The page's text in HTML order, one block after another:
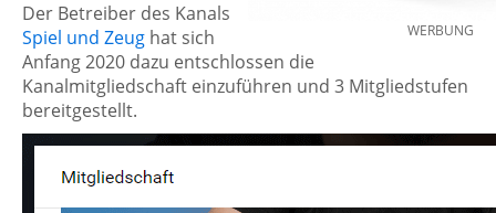
WERBUNG
Der Betreiber des Kanals
Spiel und Zeug hat sich
Anfang 2020 dazu entschlossen die
Kanalmitgliedschaft einzuführen und 3 Mitgliedstufen
bereitgestellt.